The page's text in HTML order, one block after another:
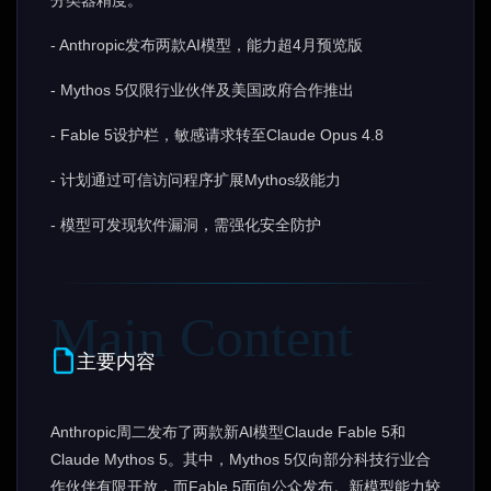
- Anthropic发布两款AI模型，能力超4月预览版
- Mythos 5仅限行业伙伴及美国政府合作推出
- Fable 5设护栏，敏感请求转至Claude Opus 4.8
- 计划通过可信访问程序扩展Mythos级能力
- 模型可发现软件漏洞，需强化安全防护
主要内容
Anthropic周二发布了两款新AI模型Claude Fable 5和
Claude Mythos 5。其中，Mythos 5仅向部分科技行业合
作伙伴有限开放，而Fable 5面向公众发布。新模型能力较